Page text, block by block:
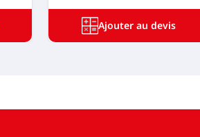
Ajouter au devis